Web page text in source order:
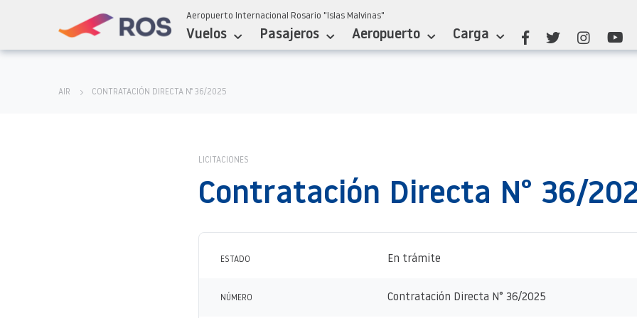
Aeropuerto Internacional Rosario "Islas Malvinas"
Vuelos Pasajeros Aeropuerto Carga
AIR CONTRATACIÓN DIRECTA N° 36/2025
LICITACIONES
Contratación Directa N° 36/
ESTADO En trámite
NÚMERO Contratación Directa N° 36/2025